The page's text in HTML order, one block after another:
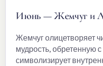
Июнь — Жемчуг и
Жемчуг олицетворяет
мудрость, обретенную
символизирует